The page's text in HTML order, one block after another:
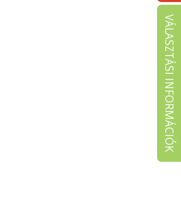
VÁLASZTÁSI INFORMÁCIÓK